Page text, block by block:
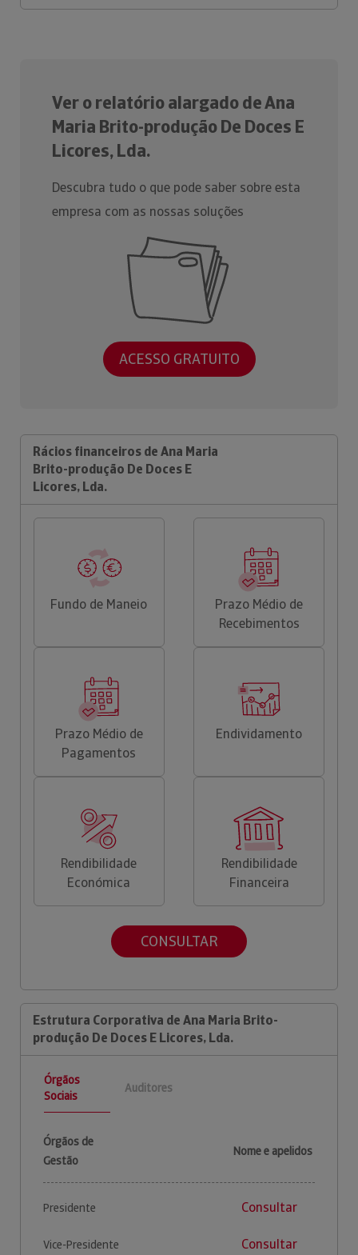
Ver o relatório alargado de Ana
Maria Brito-produção De Doces E
Licores, Lda.
Descubra tudo o que pode saber sobre esta
empresa com as nossas soluções
ACESSO GRATUITO
Rácios financeiros de Ana Maria
Brito-produção De Doces E
Licores, Lda.
Fundo de Maneio
Prazo Médio de
Recebimentos
Prazo Médio de
Pagamentos
Endividamento
Rendibilidade
Económica
Rendibilidade
Financeira
CONSULTAR
Estrutura Corporativa de Ana Maria Brito-
produção De Doces E Licores, Lda.
Órgãos
Sociais
Auditores
Órgãos de
Gestão
Nome e apelidos
Presidente Consultar
Vice-Presidente Consultar